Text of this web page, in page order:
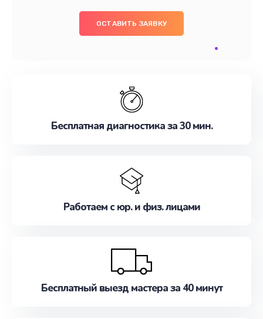
ОСТАВИТЬ ЗАЯВКУ
Бесплатная диагностика за 30 мин.
Работаем с юр. и физ. лицами
Бесплатный выезд мастера за 40 минут